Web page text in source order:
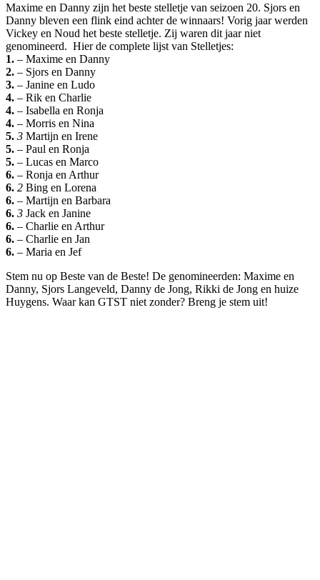
Maxime en Danny zijn het beste stelletje van seizoen 20. Sjors en
Danny bleven een flink eind achter de winnaars! Vorig jaar werden
Vickey en Noud het beste stelletje. Zij waren dit jaar niet
genomineerd. Hier de complete lijst van Stelletjes:
1. – Maxime en Danny
2. – Sjors en Danny
3. – Janine en Ludo
4. – Rik en Charlie
4. – Isabella en Ronja
4. – Morris en Nina
5. 3 Martijn en Irene
5. – Paul en Ronja
5. – Lucas en Marco
6. – Ronja en Arthur
6. 2 Bing en Lorena
6. – Martijn en Barbara
6. 3 Jack en Janine
6. – Charlie en Arthur
6. – Charlie en Jan
6. – Maria en Jef
Stem nu op Beste van de Beste! De genomineerden: Maxime en
Danny, Sjors Langeveld, Danny de Jong, Rikki de Jong en huize
Huygens. Waar kan GTST niet zonder? Breng je stem uit!